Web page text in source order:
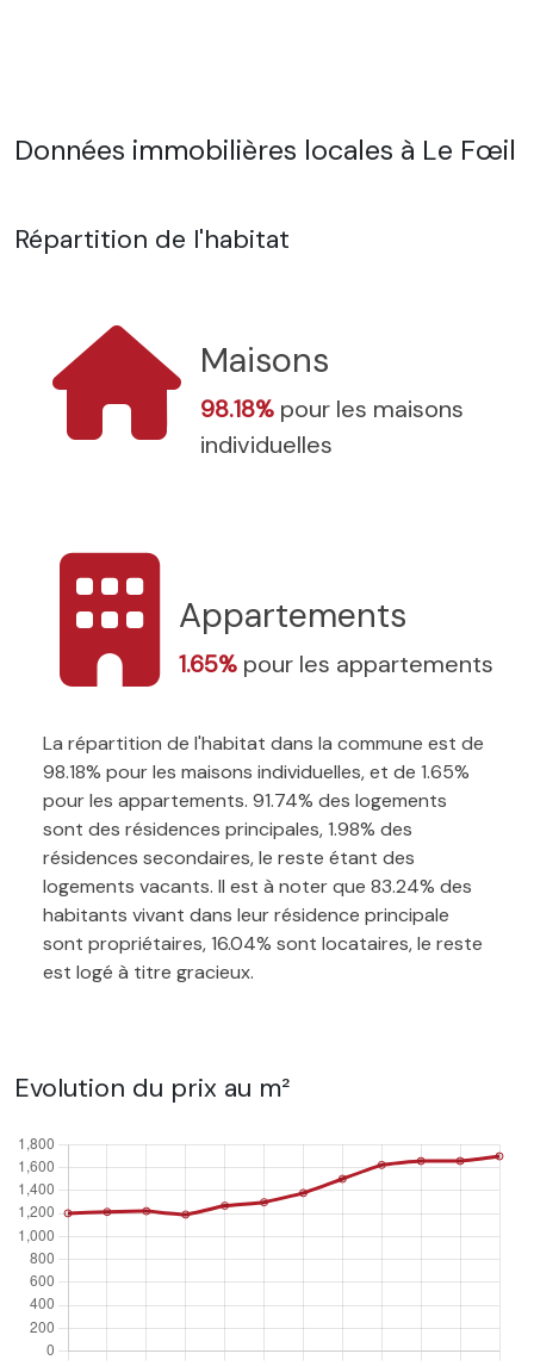
Données immobilières locales à Le Fœil
Répartition de l'habitat
Maisons
98.18% pour les maisons
individuelles
Appartements
1.65% pour les appartements
La répartition de l'habitat dans la commune est de
98.18% pour les maisons individuelles, et de 1.65%
pour les appartements. 91.74% des logements
sont des résidences principales, 1.98% des
résidences secondaires, le reste étant des
logements vacants. Il est à noter que 83.24% des
habitants vivant dans leur résidence principale
sont propriétaires, 16.04% sont locataires, le reste
est logé à titre gracieux.
Evolution du prix au m²